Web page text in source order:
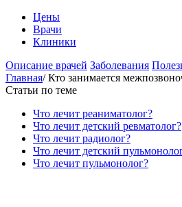
Цены
Врачи
Клиники
Описание врачей Заболевания
Главная/Кто занимается
Статьи по теме
Что лечит реаниматолог?
Что лечит детский ревматолог?
Что лечит радиолог?
Что лечит детский
Что лечит пульмонолог?